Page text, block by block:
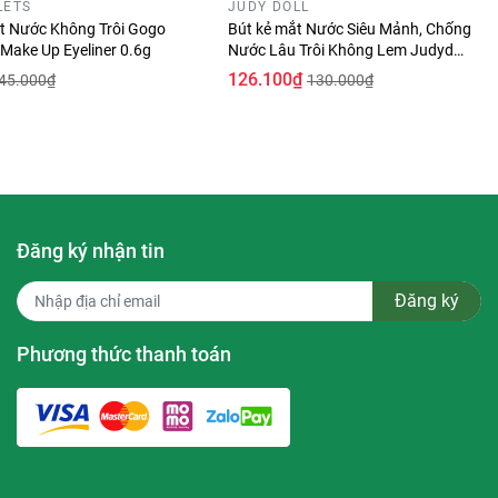
đậm và
Nước Không Trôi Gogo
Up Eyeliner 0.6g
JUDY DOLL
Bút kẻ mắt Nước Siêu Mảnh, Chống
Nước Lâu Trôi Không Lem Judydoll
Slim liquid eyeliner 0,014mm
126.100₫ 130.000₫
Đăng ký nhận tin
Đăng ký
Phương thức thanh toán